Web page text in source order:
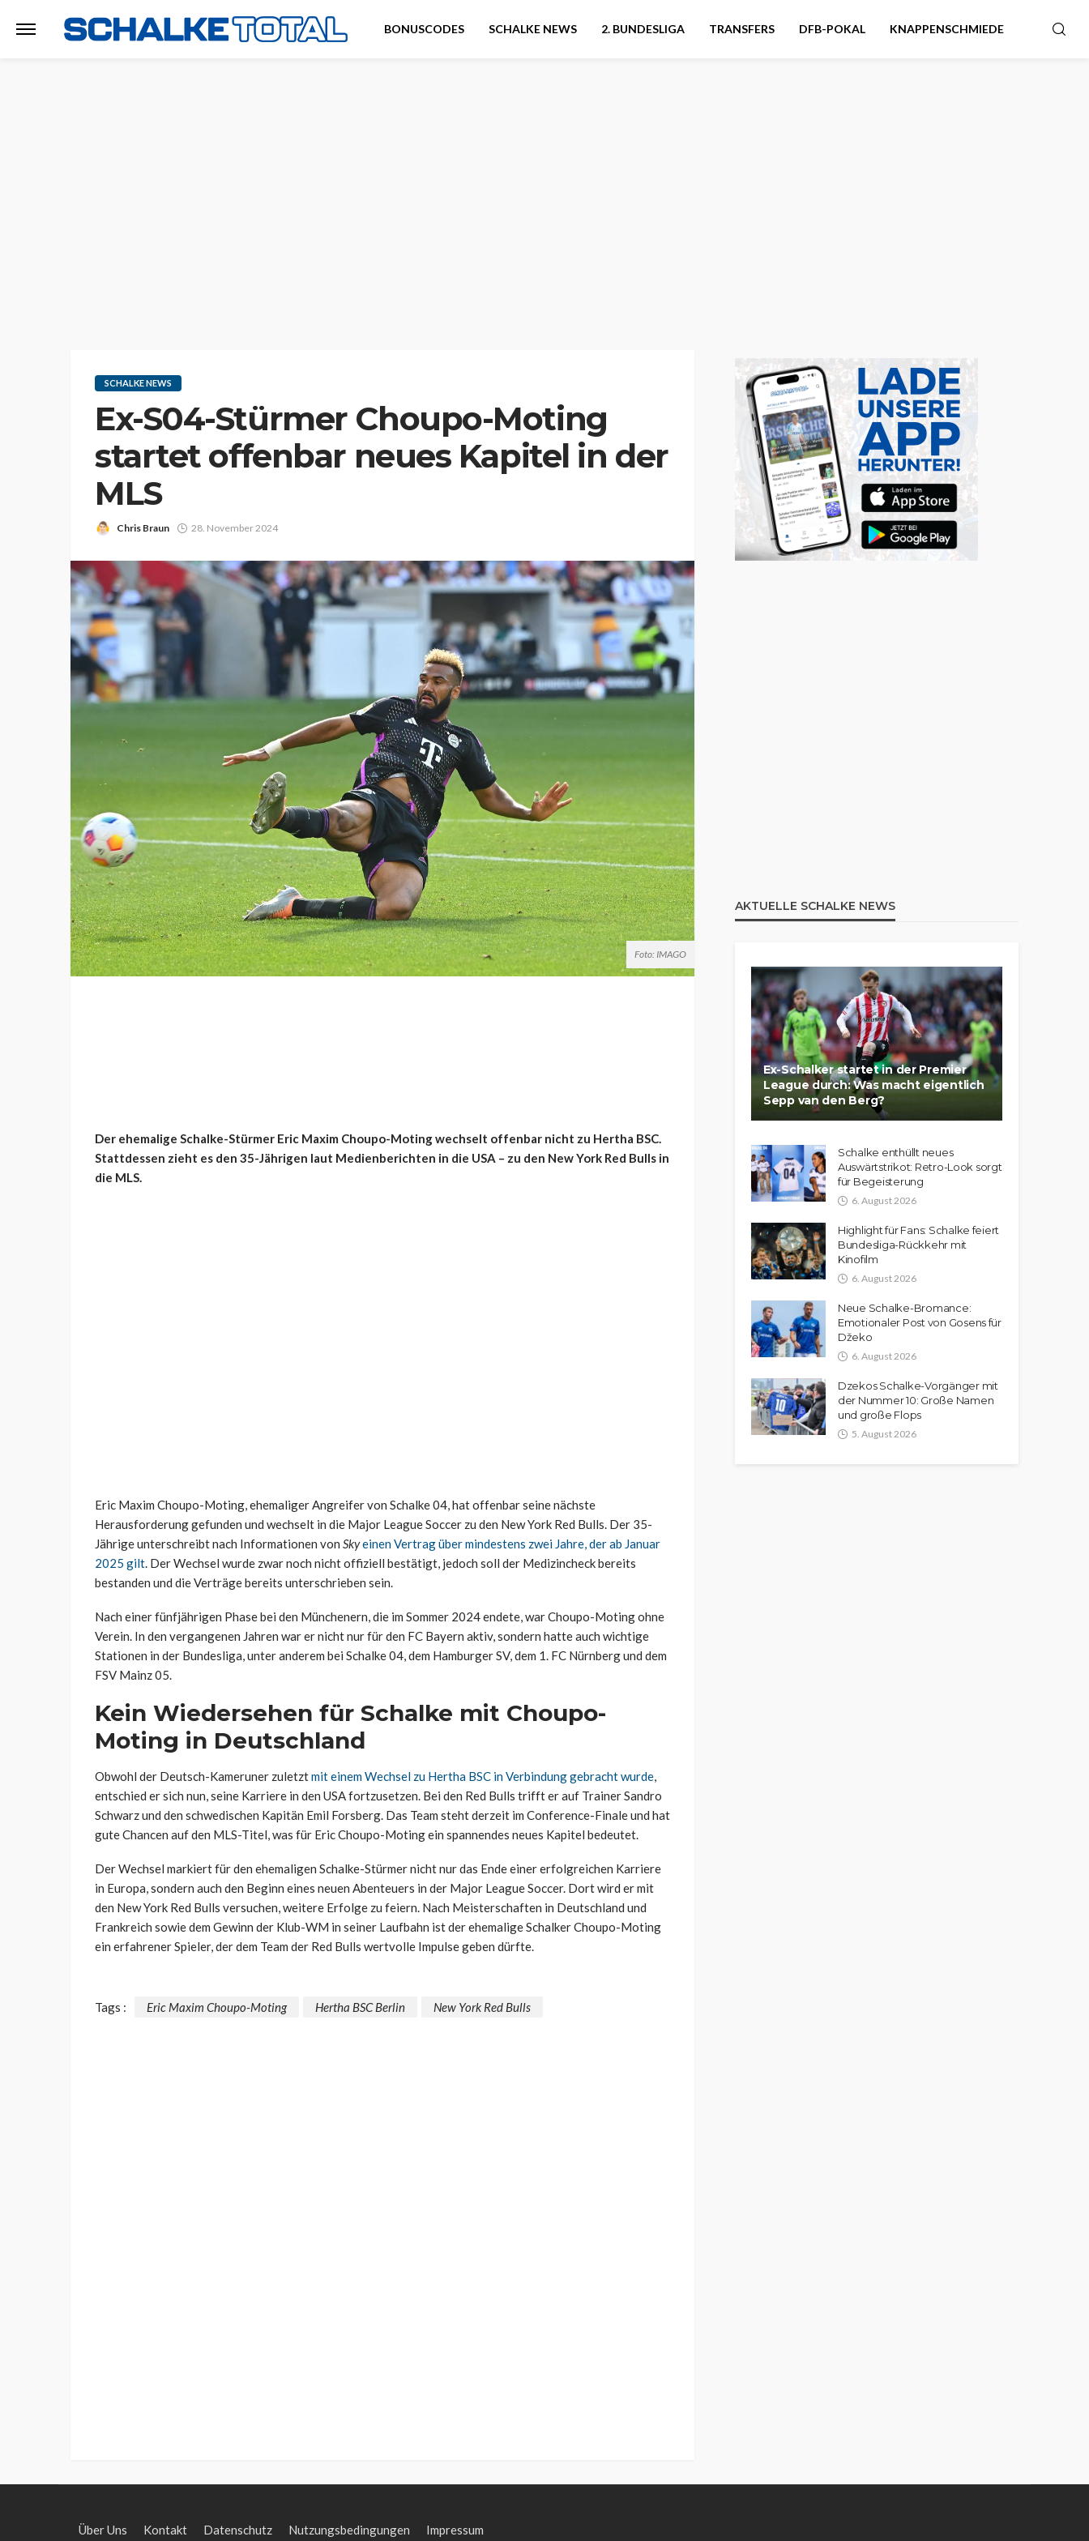
BONUSCODES SCHALKE NEWS 2. BUNDESLIGA TRANSFERS DFB-POKAL KNAPPENSCHMIEDE
SCHALKE NEWS
Ex-S04-Stürmer Choupo-Moting
startet offenbar neues Kapitel in der
MLS
Chris Braun 28. November 2024
Foto: IMAGO
Der ehemalige Schalke-Stürmer Eric Maxim Choupo-Moting wechselt offenbar nicht zu Hertha BSC.
Stattdessen zieht es den 35-Jährigen laut Medienberichten in die USA – zu den New York Red Bulls in
die MLS.
Eric Maxim Choupo-Moting, ehemaliger Angreifer von Schalke 04, hat offenbar seine nächste
Herausforderung gefunden und wechselt in die Major League Soccer zu den New York Red Bulls. Der 35-
Jährige unterschreibt nach Informationen von Skyeinen Vertrag über mindestens zwei Jahre, der ab Januar
2025 gilt. Der Wechsel wurde zwar noch nicht offiziell bestätigt, jedoch soll der Medizincheck bereits
bestanden und die Verträge bereits unterschrieben sein.
Nach einer fünfjährigen Phase bei den Münchenern, die im Sommer 2024 endete, war Choupo-Moting ohne
Verein. In den vergangenen Jahren war er nicht nur für den FC Bayern aktiv, sondern hatte auch wichtige
Stationen in der Bundesliga, unter anderem bei Schalke 04, dem Hamburger SV, dem 1. FC Nürnberg und dem
FSV Mainz 05.
Kein Wiedersehen für Schalke mit Choupo-
Moting in Deutschland
Obwohl der Deutsch-Kameruner zuletztmit einem Wechsel zu Hertha BSC in Verbindung gebracht wurde,
entschied er sich nun, seine Karriere in den USA fortzusetzen. Bei den Red Bulls trifft er auf Trainer Sandro
Schwarz und den schwedischen Kapitän Emil Forsberg. Das Team steht derzeit im Conference-Finale und hat
gute Chancen auf den MLS-Titel, was für Eric Choupo-Moting ein spannendes neues Kapitel bedeutet.
Der Wechsel markiert für den ehemaligen Schalke-Stürmer nicht nur das Ende einer erfolgreichen Karriere
in Europa, sondern auch den Beginn eines neuen Abenteuers in der Major League Soccer. Dort wird er mit
den New York Red Bulls versuchen, weitere Erfolge zu feiern. Nach Meisterschaften in Deutschland und
Frankreich sowie dem Gewinn der Klub-WM in seiner Laufbahn ist der ehemalige Schalker Choupo-Moting
ein erfahrener Spieler, der dem Team der Red Bulls wertvolle Impulse geben dürfte.
Tags : Eric Maxim Choupo-Moting Hertha BSC Berlin New York Red Bulls
AKTUELLE SCHALKE NEWS
Ex-Schalker startet in der Premier
League durch: Was macht eigentlich
Sepp van den Berg?
Schalke enthüllt neues
Auswärtstrikot: Retro-Look sorgt
für Begeisterung
6. August 2026
Highlight für Fans: Schalke feiert
Bundesliga-Rückkehr mit
Kinofilm
6. August 2026
Neue Schalke-Bromance:
Emotionaler Post von Gosens für
Džeko
6. August 2026
Dzekos Schalke-Vorgänger mit
der Nummer 10: Große Namen
und große Flops
5. August 2026
Über Uns Kontakt Datenschutz Nutzungsbedingungen Impressum